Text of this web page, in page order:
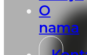
O
nama